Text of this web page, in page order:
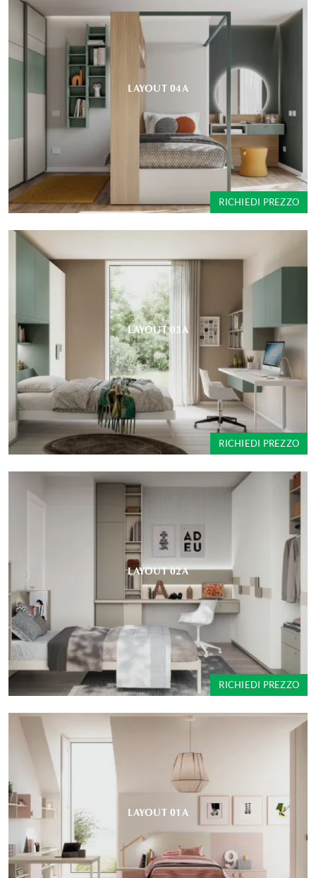
LAYOUT 04A
RICHIEDI PREZZO
LAYOUT 03A
RICHIEDI PREZZO
LAYOUT 02A
RICHIEDI PREZZO
LAYOUT 01A